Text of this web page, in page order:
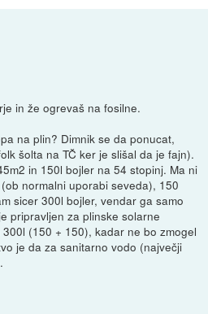
in že ogrevaš na fosilne.
na plin? Dimnik se da ponucat,
šolta na TČ ker je slišal da je fajn).
in 150l bojler na 54 stopinj. Ma ni
normalni uporabi seveda), 150
sicer 300l bojler, vendar ga samo
pripravljen za plinske solarne
(150 + 150), kadar ne bo zmogel
je da za sanitarno vodo (največji